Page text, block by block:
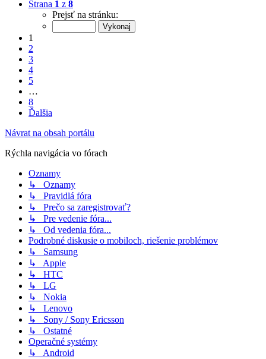
Strana 1 z 8
Prejsť na stránku:
1
2
3
4
5
…
8
Ďalšia
Návrat na obsah portálu
Rýchla navigácia vo fórach
Oznamy
↳ Oznamy
↳ Pravidlá fóra
↳ Prečo sa zaregistrovať?
↳ Pre vedenie fóra...
↳ Od vedenia fóra...
Podrobné diskusie o mobiloch, riešenie problémov
↳ Samsung
↳ Apple
↳ HTC
↳ LG
↳ Nokia
↳ Lenovo
↳ Sony / Sony Ericsson
↳ Ostatné
Operačné systémy
↳ Android